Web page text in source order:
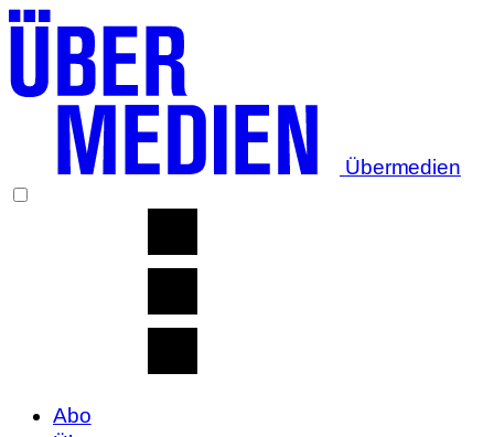
Übermedien
Abo